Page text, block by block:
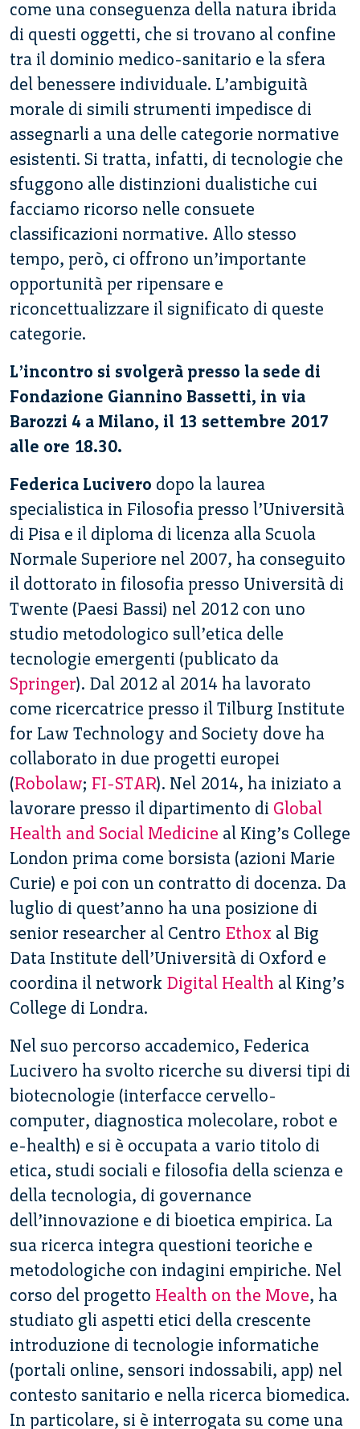
come una conseguenza della natura ibrida
di questi oggetti, che si trovano al confine
tra il dominio medico-sanitario e la sfera
del benessere individuale. L’ambiguità
morale di simili strumenti impedisce di
assegnarli a una delle categorie normative
esistenti. Si tratta, infatti, di tecnologie che
sfuggono alle distinzioni dualistiche cui
facciamo ricorso nelle consuete
classificazioni normative. Allo stesso
tempo, però, ci offrono un’importante
opportunità per ripensare e
riconcettualizzare il significato di queste
categorie.
L’incontro si svolgerà presso la sede di
Fondazione Giannino Bassetti, in via
Barozzi 4 a Milano, il 13 settembre 2017
alle ore 18.30.
Federica Lucivero dopo la laurea
specialistica in Filosofia presso l’Università
di Pisa e il diploma di licenza alla Scuola
Normale Superiore nel 2007, ha conseguito
il dottorato in filosofia presso Università di
Twente (Paesi Bassi) nel 2012 con uno
studio metodologico sull’etica delle
tecnologie emergenti (publicato da
Springer). Dal 2012 al 2014 ha lavorato
come ricercatrice presso il Tilburg Institute
for Law Technology and Society dove ha
collaborato in due progetti europei
(Robolaw; FI-STAR). Nel 2014, ha iniziato a
lavorare presso il dipartimento di Global
Health and Social Medicine al King’s College
London prima come borsista (azioni Marie
Curie) e poi con un contratto di docenza. Da
luglio di quest’anno ha una posizione di
senior researcher al Centro Ethox al Big
Data Institute dell’Università di Oxford e
coordina il network Digital Health al King’s
College di Londra.
Nel suo percorso accademico, Federica
Lucivero ha svolto ricerche su diversi tipi di
biotecnologie (interfacce cervello-
computer, diagnostica molecolare, robot e
e-health) e si è occupata a vario titolo di
etica, studi sociali e filosofia della scienza e
della tecnologia, di governance
dell’innovazione e di bioetica empirica. La
sua ricerca integra questioni teoriche e
metodologiche con indagini empiriche. Nel
corso del progetto Health on the Move, ha
studiato gli aspetti etici della crescente
introduzione di tecnologie informatiche
(portali online, sensori indossabili, app) nel
contesto sanitario e nella ricerca biomedica.
In particolare, si è interrogata su come una